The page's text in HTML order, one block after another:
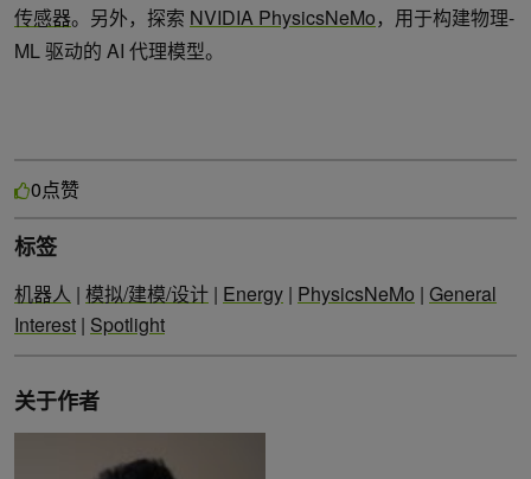
传感器。另外，探索 NVIDIA PhysicsNeMo，用于构建物理-
ML 驱动的 AI 代理模型。
0点赞
标签
机器人 | 模拟/建模/设计 | Energy | PhysicsNeMo | General
Interest | Spotlight
关于作者